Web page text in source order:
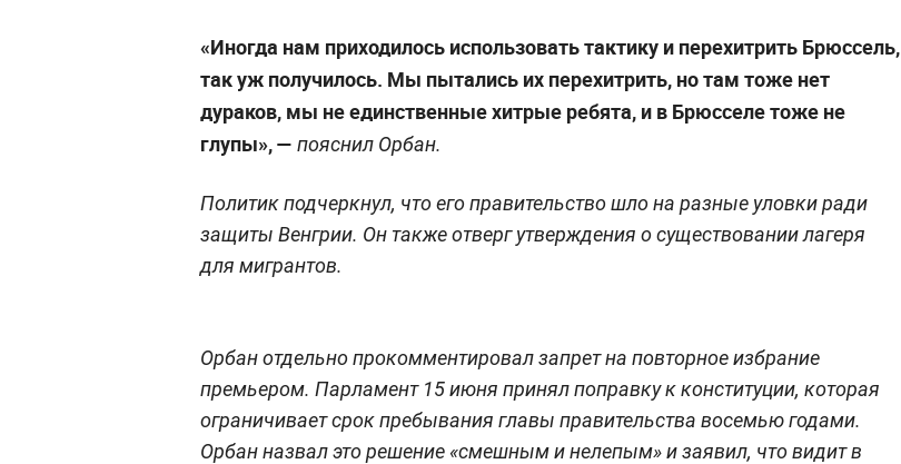
«Иногда нам приходилось использовать тактику и перехитрить Брюссель,
так уж получилось. Мы пытались их перехитрить, но там тоже нет
дураков, мы не единственные хитрые ребята, и в Брюсселе тоже не
глупы», — пояснил Орбан.
Политик подчеркнул, что его правительство шло на разные уловки ради
защиты Венгрии. Он также отверг утверждения о существовании лагеря
для мигрантов.
Орбан отдельно прокомментировал запрет на повторное избрание
премьером. Парламент 15 июня принял поправку к конституции, которая
ограничивает срок пребывания главы правительства восемью годами.
Орбан назвал это решение «смешным и нелепым» и заявил, что видит в